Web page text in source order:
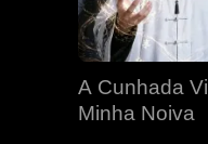
A Cunhada
Minha Noiva